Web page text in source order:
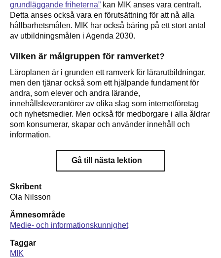
Skribent
Ola Nilsson
Ämnesområde
Medie- och informationskunnighet
Taggar
MIK
grundläggande friheterna” kan MIK anses vara centralt.
Detta anses också vara en förutsättning för att nå alla
hållbarhetsmålen. MIK har också bäring på ett stort antal
av utbildningsmålen i Agenda 2030.
Vilken är målgruppen för ramverket?
Läroplanen är i grunden ett ramverk för lärarutbildningar,
men den tjänar också som ett hjälpande fundament för
andra, som elever och andra lärande,
innehållsleverantörer av olika slag som internetföretag
och nyhetsmedier. Men också för medborgare i alla åldrar
som konsumerar, skapar och använder innehåll och
information.
Gå till nästa lektion